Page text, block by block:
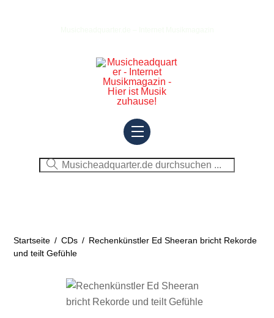
Menu
Startseite / CDs / Rechenkünstler Ed Sheeran bricht Rekorde
und teilt Gefühle